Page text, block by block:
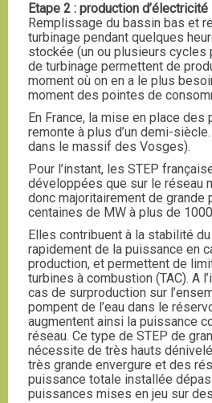
Etape 2 : production d’électricité
Remplissage du bassin bas et
turbinage pendant quelques
stockée (un ou plusieurs cycles
de turbinage permettent de
moment où on en a le plus
moment des pointes de
En France, la mise en place des
remonte à plus d’un demi-
dans le massif des Vosges).
Pour l’instant, les STEP
développées que sur le réseau
donc majoritairement de grande
centaines de MW à plus de
Elles contribuent à la stabilité
rapidement de la puissance en
production, et permettent de
turbines à combustion (TAC). A
cas de surproduction sur
pompent de l’eau dans le
augmentent ainsi la puissance
réseau. Ce type de STEP de
nécessite de très hauts
très grande envergure et des
puissance totale installée
puissances mises en jeu sur